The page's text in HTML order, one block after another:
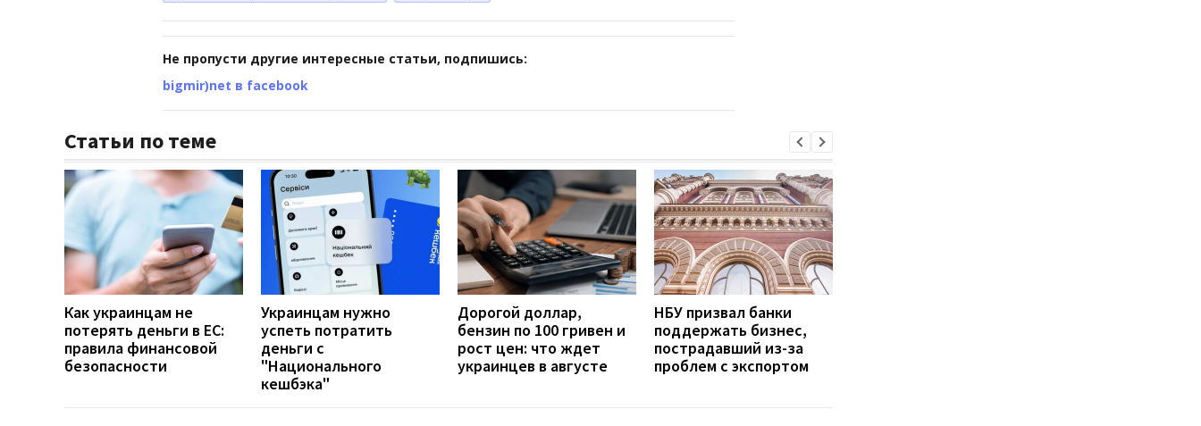
Не пропусти другие интересные статьи, подпишись:
bigmir)net в facebook
Статьи по теме
Как украинцам не
потерять деньги в ЕС:
правила финансовой
безопасности
Украинцам нужно
успеть потратить
деньги с
"Национального
кешбэка"
Дорогой доллар,
бензин по 100 гривен и
рост цен: что ждет
украинцев в августе
НБУ призвал банки
поддержать бизнес,
пострадавший из-за
проблем с экспортом